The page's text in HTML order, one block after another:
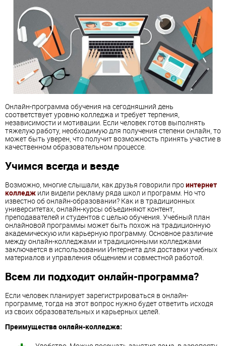
Онлайн-программа обучения на сегодняшний день
соответствует уровню колледжа и требует терпения,
независимости и мотивации. Если человек готов выполнять
тяжелую работу, необходимую для получения степени онлайн, то
может быть уверен, что получит возможность принять участие в
качественном образовательном процессе.
Учимся всегда и везде
Возможно, многие слышали, как друзья говорили проинтернет
колледж или видели рекламу ряда школ и программ. Но что
известно об онлайн-образовании? Как и в традиционных
университетах, онлайн-курсы объединяют контент,
преподавателей и студентов с целью обучения. Учебный план
онлайновой программы может быть похож на традиционную
академическую или карьерную программу. Основное различие
между онлайн-колледжами и традиционными колледжами
заключается в использовании Интернета для доставки учебных
материалов и управления общением и совместной работой.
Всем ли подходит онлайн-программа?
Если человек планирует зарегистрироваться в онлайн-
программе, тогда на этот вопрос нужно будет ответить исходя
из своих образовательных и карьерных целей.
Преимущества онлайн-колледжа: